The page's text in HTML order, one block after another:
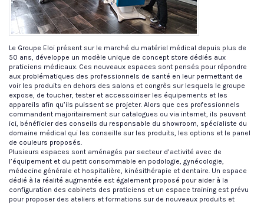
Le Groupe Eloi présent sur le marché du matériel médical depuis plus de
50 ans, développe un modèle unique de concept store dédiés aux
praticiens médicaux. Ces nouveaux espaces sont pensés pour répondre
aux problématiques des professionnels de santé en leur permettant de
voir les produits en dehors des salons et congrès sur lesquels le groupe
expose, de toucher, tester et accessoiriser les équipements et les
appareils afin qu’ils puissent se projeter. Alors que ces professionnels
commandent majoritairement sur catalogues ou via internet, ils peuvent
ici, bénéficier des conseils du responsable du showroom, spécialiste du
domaine médical qui les conseille sur les produits, les options et le panel
de couleurs proposés.
Plusieurs espaces sont aménagés par secteur d’activité avec de
l’équipement et du petit consommable en podologie, gynécologie,
médecine générale et hospitalière, kinésithérapie et dentaire. Un espace
dédié à la réalité augmentée est également proposé pour aider à la
configuration des cabinets des praticiens et un espace training est prévu
pour proposer des ateliers et formations sur de nouveaux produits et